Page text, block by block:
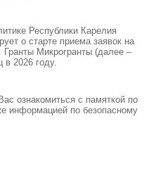
Республики Карелия
о старте приема заявок на
Микрогранты (далее –
в 2026 году.
ознакомиться с памяткой по
информацией по безопасному